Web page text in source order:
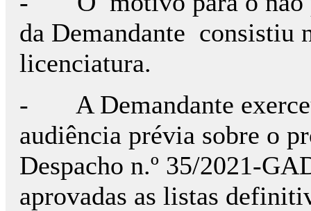
da Demandante consistiu
licenciatura.
- A Demandante
audiência prévia sobre o
Despacho n.º 35/2021-
aprovadas as listas